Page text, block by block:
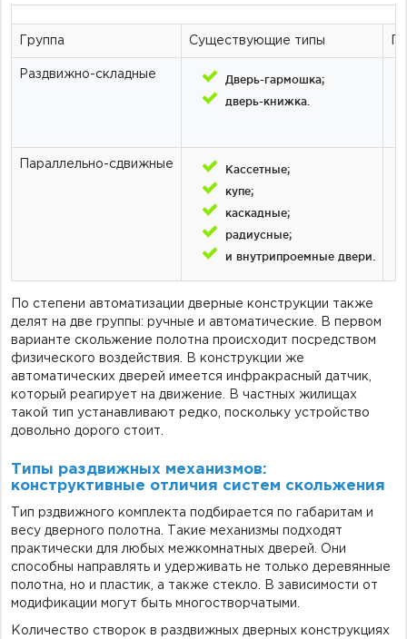
Группа Существующие типы
Раздвижно-складные
Дверь-гармошка;
дверь-книжка.
Параллельно-сдвижные
Кассетные;
купе;
каскадные;
радиусные;
и внутрипроемные двери.
По степени автоматизации дверные конструкции также
делят на две группы: ручные и автоматические. В первом
варианте скольжение полотна происходит посредством
физического воздействия. В конструкции же
автоматических дверей имеется инфракрасный датчик,
который реагирует на движение. В частных жилищах
такой тип устанавливают редко, поскольку устройство
довольно дорого стоит.
Типы раздвижных механизмов:
конструктивные отличия систем скольжения
Тип рздвижного комплекта подбирается по габаритам и
весу дверного полотна. Такие механизмы подходят
практически для любых межкомнатных дверей. Они
способны направлять и удерживать не только деревянные
полотна, но и пластик, а также стекло. В зависимости от
модификации могут быть многостворчатыми.
Количество створок в раздвижных дверных конструкциях